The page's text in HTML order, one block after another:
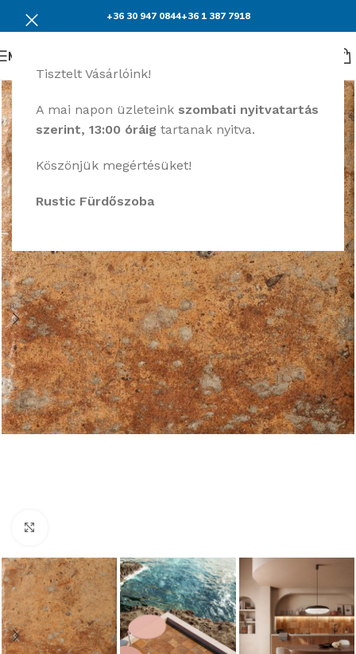
Tisztelt Vásárlóink!
A mai napon üzleteink szombati nyitvatartás
szerint, 13:00 óráig tartanak nyitva.
Köszönjük megértésüket!
Rustic Fürdőszoba
+36 30 947 0844+36 1 387 7918
Menü